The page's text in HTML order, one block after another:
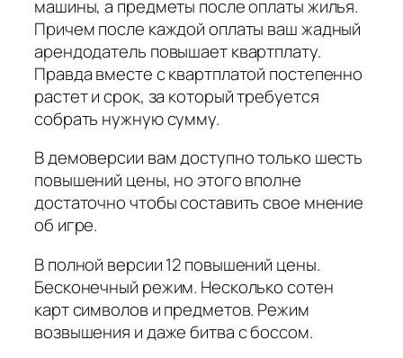
машины, а предметы после оплаты жилья.
Причем после каждой оплаты ваш жадный
арендодатель повышает квартплату.
Правда вместе с квартплатой постепенно
растет и срок, за который требуется
собрать нужную сумму.
В демоверсии вам доступно только шесть
повышений цены, но этого вполне
достаточно чтобы составить свое мнение
об игре.
В полной версии 12 повышений цены.
Бесконечный режим. Несколько сотен
карт символов и предметов. Режим
возвышения и даже битва с боссом.